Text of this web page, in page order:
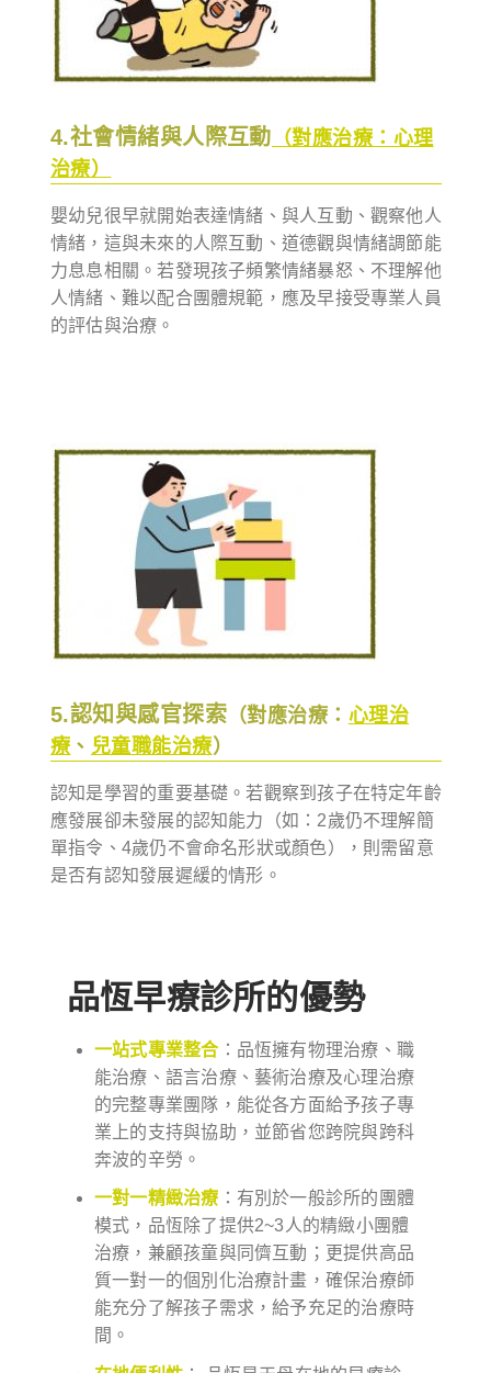
4.社會情緒與人際互動 （對應治療：心理
治療）
嬰幼兒很早就開始表達情緒、與人互動、觀察他人
情緒，這與未來的人際互動、道德觀與情緒調節能
力息息相關。若發現孩子頻繁情緒暴怒、不理解他
人情緒、難以配合團體規範，應及早接受專業人員
的評估與治療。
5.認知與感官探索 （對應治療： 心理治
療、 兒童職能治療）
認知是學習的重要基礎。若觀察到孩子在特定年齡
應發展卻未發展的認知能力（如：2歲仍不理解簡
單指令、4歲仍不會命名形狀或顏色），則需留意
是否有認知發展遲緩的情形。
品恆早療診所的優勢
一站式專業整合 ：品恆擁有物理治療、職
能治療、語言治療、藝術治療及心理治療
的完整專業團隊，能從各方面給予孩子專
業上的支持與協助，並節省您跨院與跨科
奔波的辛勞。
一對一精緻治療 ：有別於一般診所的團體
模式，品恆除了提供2~3人的精緻小團體
治療，兼顧孩童與同儕互動；更提供高品
質一對一的個別化治療計畫，確保治療師
能充分了解孩子需求，給予充足的治療時
間。